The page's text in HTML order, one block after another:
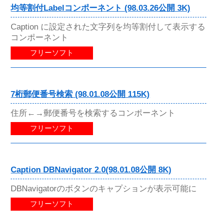
均等割付Labelコンポーネント (98.03.26公開 3K)
Caption に設定された文字列を均等割付して表示する
コンポーネント
フリーソフト
7桁郵便番号検索 (98.01.08公開 115K)
住所←→郵便番号を検索するコンポーネント
フリーソフト
Caption DBNavigator 2.0(98.01.08公開 8K)
DBNavigatorのボタンのキャプションが表示可能に
フリーソフト